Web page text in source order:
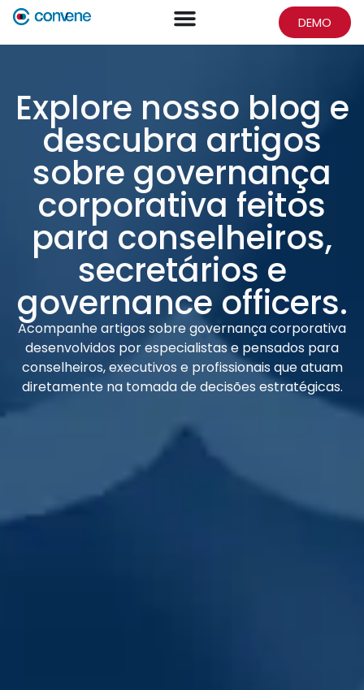
DEMO
Explore nosso blog e
descubra artigos
sobre governança
corporativa feitos
para conselheiros,
secretários e
governance officers.
Acompanhe artigos sobre governança corporativa
desenvolvidos por especialistas e pensados para
conselheiros, executivos e profissionais que atuam
diretamente na tomada de decisões estratégicas.